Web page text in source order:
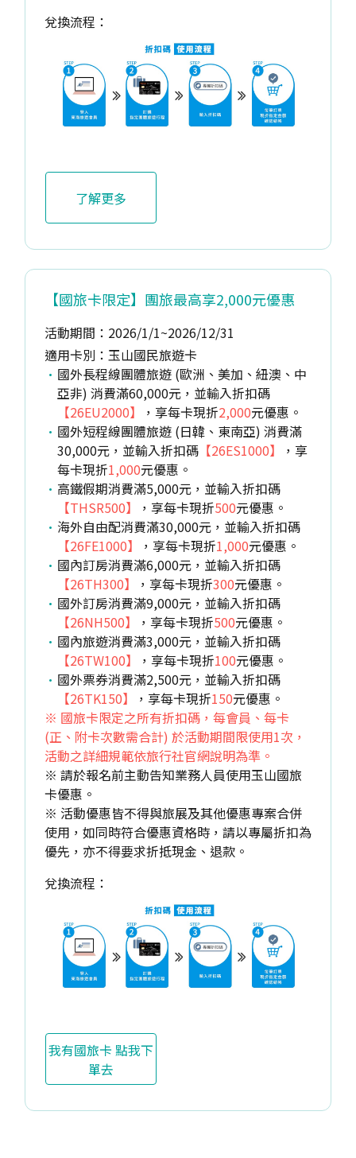
兌換流程：
了解更多
【國旅卡限定】團旅最高享2,000元優惠
活動期間：2026/1/1~2026/12/31
適用卡別：玉山國民旅遊卡
國外長程線團體旅遊 (歐洲、美加、紐澳、中
亞非) 消費滿60,000元，並輸入折扣碼
【26EU2000】
，享每卡現折2,000元優惠。
國外短程線團體旅遊 (日韓、東南亞) 消費滿
30,000元，並輸入折扣碼 【26ES1000】
，享
每卡現折1,000元優惠。
高鐵假期消費滿5,000元，並輸入折扣碼
【THSR500】
，享每卡現折500元優惠。
海外自由配消費滿30,000元，並輸入折扣碼
【26FE1000】
，享每卡現折1,000元優惠。
國內訂房消費滿6,000元，並輸入折扣碼
【26TH300】
，享每卡現折300元優惠。
國外訂房消費滿9,000元，並輸入折扣碼
【26NH500】
，享每卡現折500元優惠。
國內旅遊消費滿3,000元，並輸入折扣碼
【26TW100】
，享每卡現折100元優惠。
國外票券消費滿2,500元，並輸入折扣碼
【26TK150】
，享每卡現折150元優惠。
※ 國旅卡限定之所有折扣碼，每會員、每卡
(正、附卡次數需合計) 於活動期間限使用1次，
活動之詳細規範依旅行社官網說明為準。
※ 請於報名前主動告知業務人員使用玉山國旅
卡優惠。
※ 活動優惠皆不得與旅展及其他優惠專案合併
使用，如同時符合優惠資格時，請以專屬折扣為
優先，亦不得要求折抵現金、退款。
兌換流程：
我有國旅卡 點我下
單去